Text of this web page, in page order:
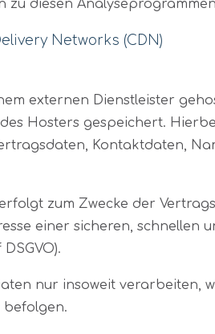
zu diesen
Networks (CDN)
externen Dienstleister
Hosters gespeichert.
Kontaktdaten,
zum Zwecke der
einer sicheren,
nur insoweit verarbeiten,
befolgen.